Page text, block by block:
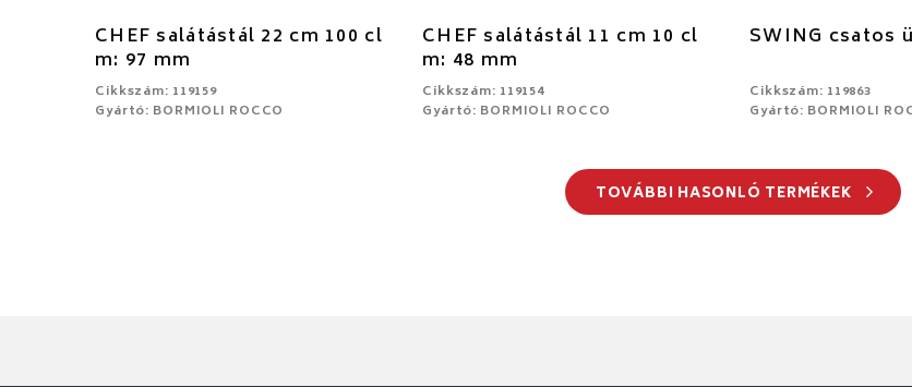
CHEF salátástál 22 cm 100 cl
m: 97 mm
Cikkszám: 119159
Gyártó: BORMIOLI ROCCO
CHEF salátástál 11 cm 10 cl
m: 48 mm
Cikkszám: 119154
Gyártó: BORMIOLI ROCCO
SWING csatos
Cikkszám: 119863
Gyártó: BORMIOLI
TOVÁBBI HASONLÓ TERMÉKEK